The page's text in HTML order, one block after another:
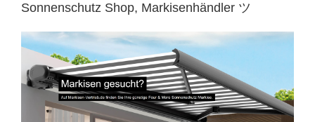
Sonnenschutz Shop, Markisenhändler ツ